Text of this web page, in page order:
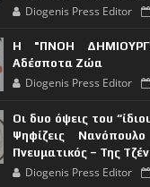
Diogenis Press Editor
Η "ΠΝΟΗ
Αδέσποτα Ζώα
Diogenis Press Editor
Οι δυο όψεις του
Ψηφίζεις
Πνευματικός – Της
Diogenis Press Editor